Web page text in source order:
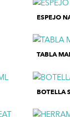
ESPEJO
TABLA
BOTELLA